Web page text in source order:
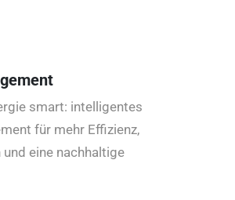
smart: intelligentes
für mehr Effizienz,
eine nachhaltige